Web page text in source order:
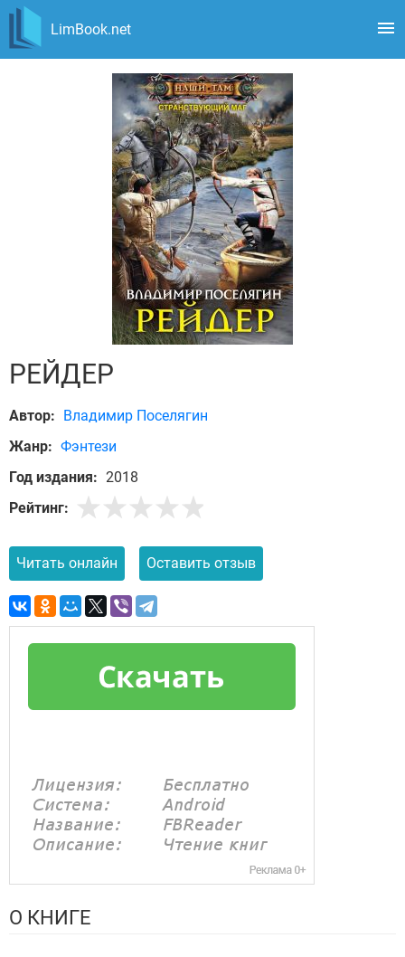
LimBook.net
РЕЙДЕР
Автор: Владимир Поселягин
Жанр: Фэнтези
Год издания: 2018
Рейтинг:
Читать онлайн Оставить отзыв
О КНИГЕ